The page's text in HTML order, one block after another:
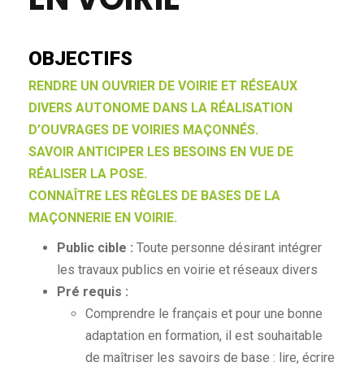
OBJECTIFS
RENDRE UN OUVRIER DE VOIRIE ET RÉSEAUX
DIVERS AUTONOME DANS LA RÉALISATION
D’OUVRAGES DE VOIRIES MAÇONNÉS.
SAVOIR ANTICIPER LES BESOINS EN VUE DE
RÉALISER LA POSE.
CONNAÎTRE LES RÈGLES DE BASES DE LA
MAÇONNERIE EN VOIRIE.
Public cible : Toute personne désirant intégrer
les travaux publics en voirie et réseaux divers
Pré requis :
Comprendre le français et pour une bonne
adaptation en formation, il est souhaitable
de maîtriser les savoirs de base : lire, écrire